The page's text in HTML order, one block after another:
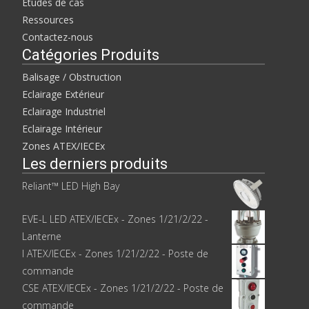
d
a
n
s
u
n
e
n
o
u
v
e
l
l
e
f
e
n
r
e
)
e
n
s
u
n
e
n
o
u
v
e
l
l
e
f
e
n
ê
t
e
Études de cas
Ressources
Contactez-nous
Catégories Produits
Balisage / Obstruction
Eclairage Extérieur
Eclairage Industriel
Eclairage Intérieur
Zones ATEX/IECEx
Les derniers produits
Reliant™ LED High Bay
EVE-L LED ATEX/IECEx - Zones 1/21/2/22 -
Lanterne
I ATEX/IECEx - Zones 1/21/2/22 - Poste de
commande
CSE ATEX/IECEx - Zones 1/21/2/22 - Poste de
commande